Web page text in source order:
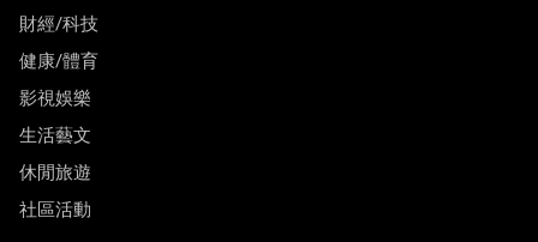
財經/科技
健康/體育
影視娛樂
生活藝文
休閒旅遊
社區活動